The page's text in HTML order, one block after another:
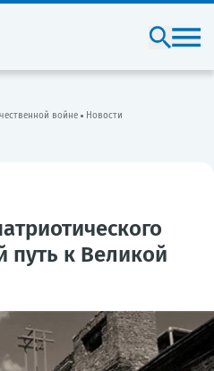
войне Новости
путь к Великой